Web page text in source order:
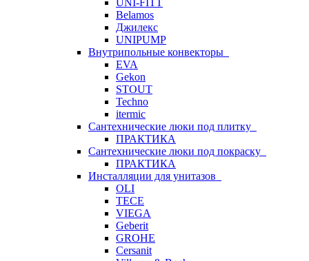
UNI-FITT
Belamos
Джилекс
UNIPUMP
Внутрипольные конвекторы
EVA
Gekon
STOUT
Techno
itermic
Сантехнические люки под плитку
ПРАКТИКА
Сантехнические люки под покраску
ПРАКТИКА
Инсталляции для унитазов
OLI
TECE
VIEGA
Geberit
GROHE
Cersanit